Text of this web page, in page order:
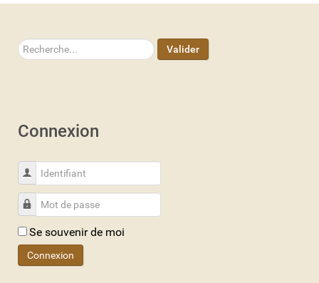
Rechercher Valider
Connexion
Identifiant
Mot de passe
Se souvenir de moi
Connexion